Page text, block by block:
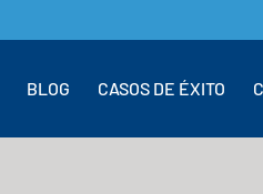
BLOG CASOS DE ÉXITO